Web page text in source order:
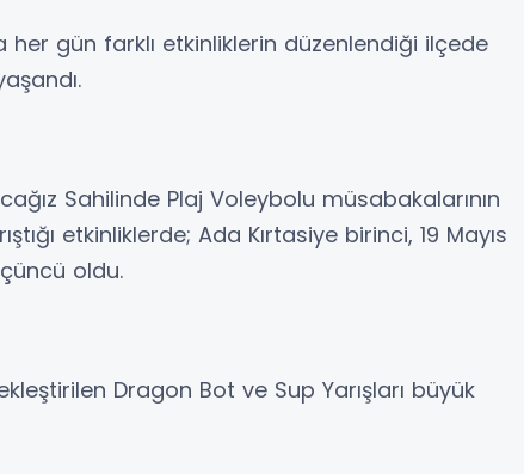
her gün farklı etkinliklerin düzenlendiği ilçede
Sahilinde Plaj Voleybolu müsabakalarının
etkinliklerde; Ada Kırtasiye birinci, 19 Mayıs
oldu.
Dragon Bot ve Sup Yarışları büyük